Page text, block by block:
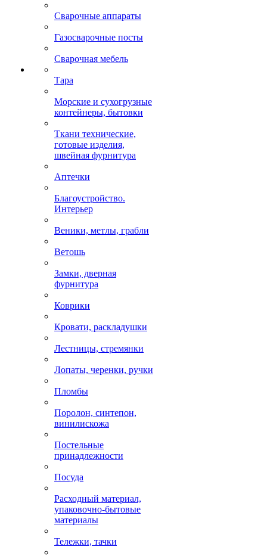
Сварочные аппараты
Газосварочные посты
Сварочная мебель
Тара
Морские и сухогрузные
контейнеры, бытовки
Ткани технические,
готовые изделия,
швейная фурнитура
Аптечки
Благоустройство.
Интерьер
Веники, метлы, грабли
Ветошь
Замки, дверная
фурнитура
Коврики
Кровати, раскладушки
Лестницы, стремянки
Лопаты, черенки, ручки
Пломбы
Поролон, синтепон,
винилискожа
Постельные
принадлежности
Посуда
Расходный материал,
упаковочно-бытовые
материалы
Тележки, тачки